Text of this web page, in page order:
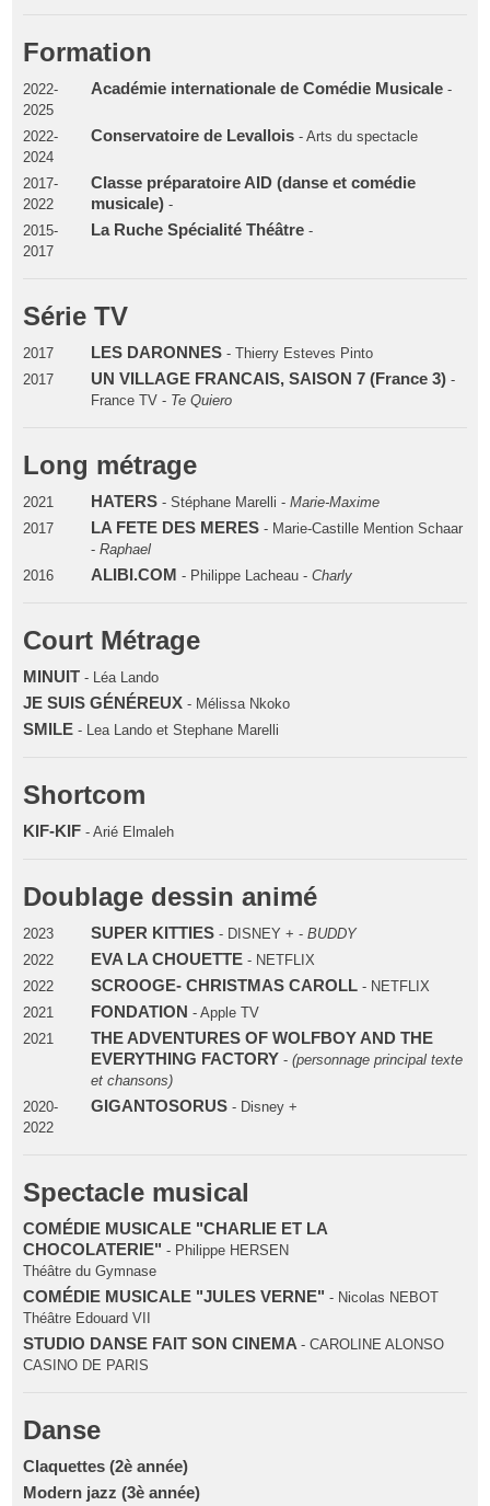
Formation
2022-
2025
Académie internationale de Comédie Musicale -
2022-
2024
Conservatoire de Levallois- Arts du spectacle
2017-
2022
Classe préparatoire AID (danse et comédie
musicale)-
2015-
2017
La Ruche Spécialité Théâtre -
Série TV
2017 LES DARONNES- Thierry Esteves Pinto
2017
UN VILLAGE FRANCAIS, SAISON 7 (France 3)-
France TV - Te Quiero
Long métrage
2021 HATERS- Stéphane Marelli - Marie-Maxime
2017
LA FETE DES MERES- Marie-Castille Mention Schaar
- Raphael
2016
ALIBI.COM - Philippe Lacheau - Charly
Court Métrage
MINUIT- Léa Lando
JE SUIS GÉNÉREUX - Mélissa Nkoko
SMILE - Lea Lando et Stephane Marelli
Shortcom
KIF-KIF - Arié Elmaleh
Doublage dessin animé
2023 SUPER KITTIES- DISNEY + - BUDDY
2022
EVA LA CHOUETTE- NETFLIX
2022
SCROOGE- CHRISTMAS CAROLL- NETFLIX
2021
FONDATION - Apple TV
2021
THE ADVENTURES OF WOLFBOY AND THE
EVERYTHING FACTORY- (personnage principal texte
et chansons)
2020-
2022
GIGANTOSORUS- Disney +
Spectacle musical
COMÉDIE MUSICALE "CHARLIE ET LA
CHOCOLATERIE" - Philippe HERSEN
Théâtre du Gymnase
COMÉDIE MUSICALE "JULES VERNE" - Nicolas NEBOT
Théâtre Edouard VII
STUDIO DANSE FAIT SON CINEMA- CAROLINE ALONSO
CASINO DE PARIS
Danse
Claquettes (2è année)
Modern jazz (3è année)